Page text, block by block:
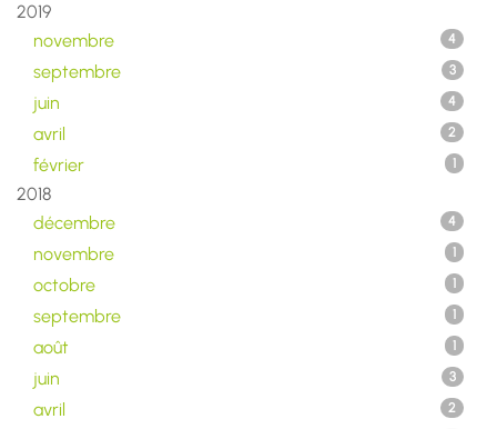
2019
novembre
4
septembre 3
juin 4
avril 2
février 1
2018
décembre
4
novembre 1
octobre 1
septembre 1
août 1
juin 3
avril 2